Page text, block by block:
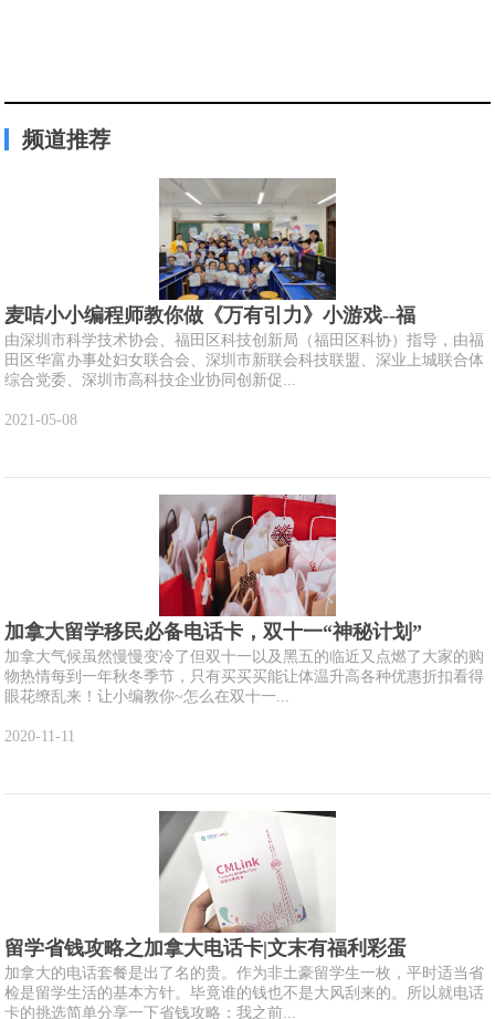
频道推荐
麦咭小小编程师教你做《万有引力》小游戏--福
由深圳市科学技术协会、福田区科技创新局（福田区科协）指导，由福
田区华富办事处妇女联合会、深圳市新联会科技联盟、深业上城联合体
综合党委、深圳市高科技企业协同创新促...
2021-05-08
加拿大留学移民必备电话卡，双十一“神秘计划”
加拿大气候虽然慢慢变冷了但双十一以及黑五的临近又点燃了大家的购
物热情每到一年秋冬季节，只有买买买能让体温升高各种优惠折扣看得
眼花缭乱来！让小编教你~怎么在双十一...
2020-11-11
留学省钱攻略之加拿大电话卡|文末有福利彩蛋
加拿大的电话套餐是出了名的贵。作为非土豪留学生一枚，平时适当省
检是留学生活的基本方针。毕竟谁的钱也不是大风刮来的。所以就电话
卡的挑选简单分享一下省钱攻略：我之前...